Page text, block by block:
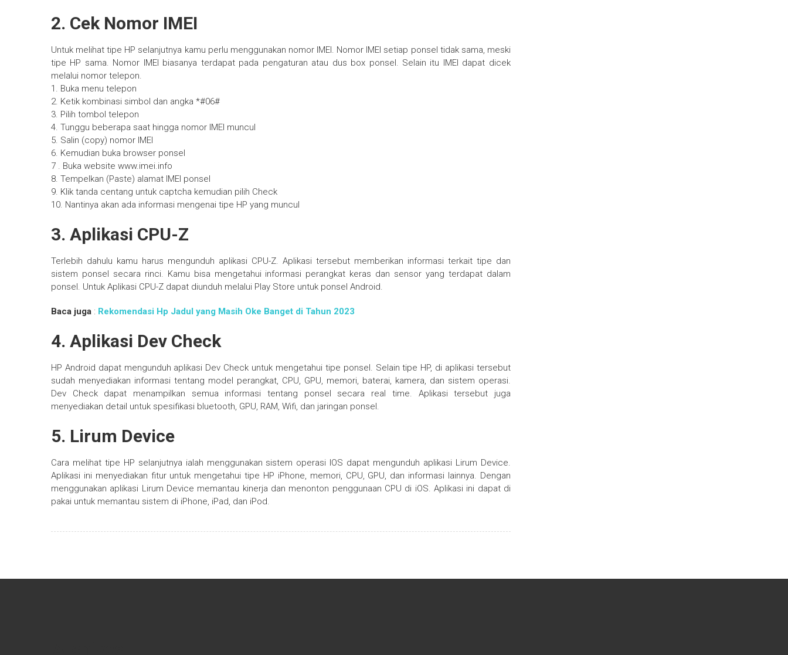
2. Cek Nomor IMEI
Untuk melihat tipe HP selanjutnya kamu perlu menggunakan nomor IMEI. Nomor IMEI setiap ponsel tidak sama, meski
tipe HP sama. Nomor IMEI biasanya terdapat pada pengaturan atau dus box ponsel. Selain itu IMEI dapat dicek
melalui nomor telepon.
1. Buka menu telepon
2. Ketik kombinasi simbol dan angka *#06#
3. Pilih tombol telepon
4. Tunggu beberapa saat hingga nomor IMEI muncul
5. Salin (copy) nomor IMEI
6. Kemudian buka browser ponsel
7 . Buka website www.imei.info
8. Tempelkan (Paste) alamat IMEI ponsel
9. Klik tanda centang untuk captcha kemudian pilih Check
10. Nantinya akan ada informasi mengenai tipe HP yang muncul
3. Aplikasi CPU-Z
Terlebih dahulu kamu harus mengunduh aplikasi CPU-Z. Aplikasi tersebut memberikan informasi terkait tipe dan
sistem ponsel secara rinci. Kamu bisa mengetahui informasi perangkat keras dan sensor yang terdapat dalam
ponsel. Untuk Aplikasi CPU-Z dapat diunduh melalui Play Store untuk ponsel Android.
Baca juga : Rekomendasi Hp Jadul yang Masih Oke Banget di Tahun 2023
4. Aplikasi Dev Check
HP Android dapat mengunduh aplikasi Dev Check untuk mengetahui tipe ponsel. Selain tipe HP, di aplikasi tersebut
sudah menyediakan informasi tentang model perangkat, CPU, GPU, memori, baterai, kamera, dan sistem operasi.
Dev Check dapat menampilkan semua informasi tentang ponsel secara real time. Aplikasi tersebut juga
menyediakan detail untuk spesifikasi bluetooth, GPU, RAM, Wifi, dan jaringan ponsel.
5. Lirum Device
Cara melihat tipe HP selanjutnya ialah menggunakan sistem operasi IOS dapat mengunduh aplikasi Lirum Device.
Aplikasi ini menyediakan fitur untuk mengetahui tipe HP iPhone, memori, CPU, GPU, dan informasi lainnya. Dengan
menggunakan aplikasi Lirum Device memantau kinerja dan menonton penggunaan CPU di iOS. Aplikasi ini dapat di
pakai untuk memantau sistem di iPhone, iPad, dan iPod.